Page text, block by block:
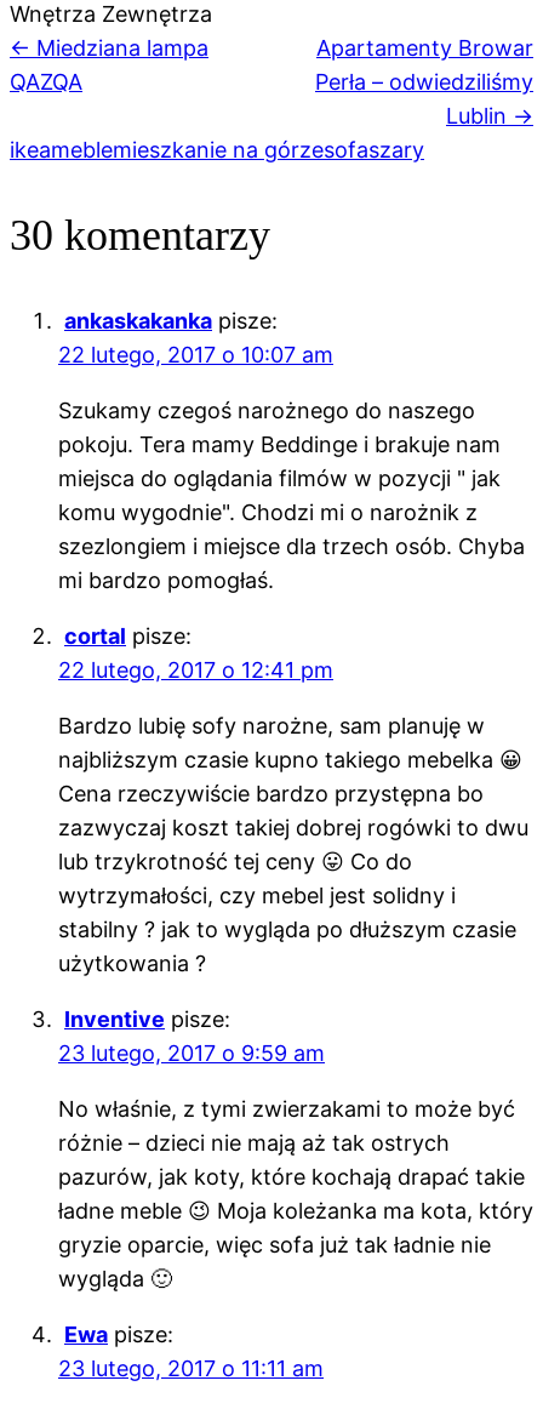
Wnętrza Zewnętrza
Nawigacja
wpisu
← Miedziana lampa
QAZQA
Apartamenty Browar
Perła – odwiedziliśmy
Lublin →
ikeameblemieszkanie na górzesofaszary
30 komentarzy
ankaskakanka pisze:
22 lutego, 2017 o 10:07 am
Szukamy czegoś narożnego do naszego
pokoju. Tera mamy Beddinge i brakuje nam
miejsca do oglądania filmów w pozycji " jak
komu wygodnie". Chodzi mi o narożnik z
szezlongiem i miejsce dla trzech osób. Chyba
mi bardzo pomogłaś.
cortal pisze:
22 lutego, 2017 o 12:41 pm
Bardzo lubię sofy narożne, sam planuję w
najbliższym czasie kupno takiego mebelka 😀
Cena rzeczywiście bardzo przystępna bo
zazwyczaj koszt takiej dobrej rogówki to dwu
lub trzykrotność tej ceny 😛 Co do
wytrzymałości, czy mebel jest solidny i
stabilny ? jak to wygląda po dłuższym czasie
użytkowania ?
Inventive pisze:
23 lutego, 2017 o 9:59 am
No właśnie, z tymi zwierzakami to może być
różnie – dzieci nie mają aż tak ostrych
pazurów, jak koty, które kochają drapać takie
ładne meble 😉 Moja koleżanka ma kota, który
gryzie oparcie, więc sofa już tak ładnie nie
wygląda 🙂
Ewa pisze:
23 lutego, 2017 o 11:11 am